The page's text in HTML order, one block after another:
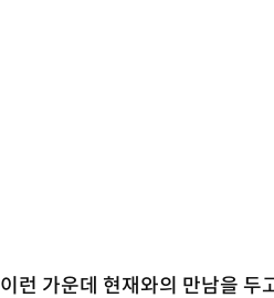
이런 가운데 현재와의 만남을 두